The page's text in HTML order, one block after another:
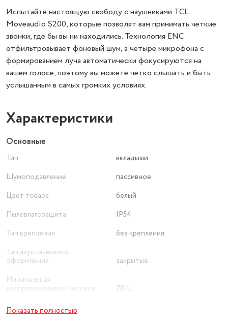
Испытайте настоящую свободу с наушниками TCL
Moveaudio S200, которые позволят вам принимать четкие
звонки, где бы вы ни находились. Технология ENC
отфильтровывает фоновый шум, а четыре микрофона с
формированием луча автоматически фокусируются на
вашем голосе, поэтому вы можете четко слышать и быть
услышанным в самых громких условиях.
Характеристики
Основные
Тип
вкладыши
Шумоподавление
пассивное
Цвет товара
белый
Пылевлагозащита
IP54
Тип крепления
без крепления
Тип акустического
оформления
закрытые
Минимальная
воспроизводимая частота
20 Гц
Максимальная
воспроизводимая частота
Показать полностью